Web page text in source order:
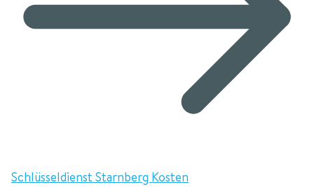
Schlüsseldienst Starnberg Kosten